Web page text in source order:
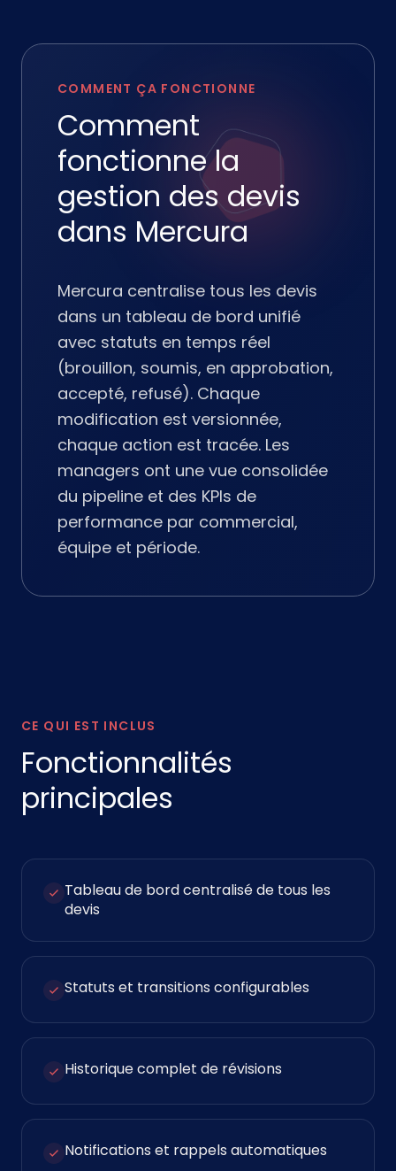
COMMENT ÇA FONCTIONNE
Comment
fonctionne la
gestion des devis
dans Mercura
Mercura centralise tous les devis
dans un tableau de bord unifié
avec statuts en temps réel
(brouillon, soumis, en approbation,
accepté, refusé). Chaque
modification est versionnée,
chaque action est tracée. Les
managers ont une vue consolidée
du pipeline et des KPIs de
performance par commercial,
équipe et période.
CE QUI EST INCLUS
Fonctionnalités
principales
Tableau de bord centralisé de tous les
devis
Statuts et transitions configurables
Historique complet de révisions
Notifications et rappels automatiques